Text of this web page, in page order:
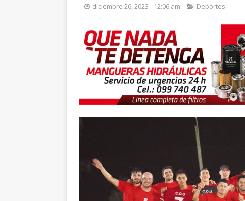
diciembre 26, 2023 - 12:06 am Deportes